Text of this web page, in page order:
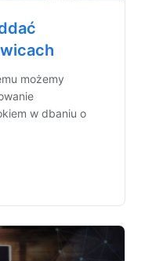
możemy
w dbaniu o